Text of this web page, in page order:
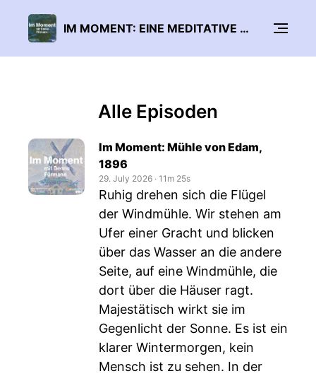
IM MOMENT: EINE MEDITATIVE REISE
Alle Episoden
Im Moment: Mühle von Edam,
1896
29. July 2026 ‧ 11m 25s
Ruhig drehen sich die Flügel
der Windmühle. Wir stehen am
Ufer einer Gracht und blicken
über das Wasser an die andere
Seite, auf eine Windmühle, die
dort über die Häuser ragt.
Majestätisch wirkt sie im
Gegenlicht der Sonne. Es ist ein
klarer Wintermorgen, kein
Mensch ist zu sehen. In der